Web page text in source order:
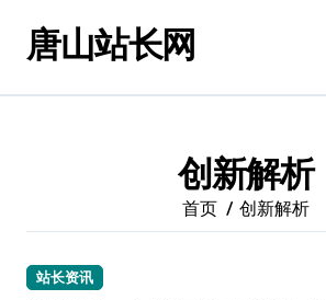
唐山站长网
创新解析
首页 创新解析
站长资讯